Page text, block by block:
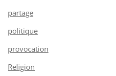
partage
politique
provocation
Religion